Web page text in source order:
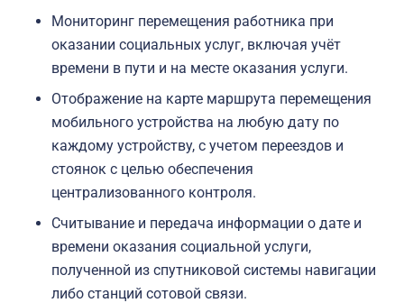
Мониторинг перемещения работника при
оказании социальных услуг, включая учёт
времени в пути и на месте оказания услуги.
Отображение на карте маршрута перемещения
мобильного устройства на любую дату по
каждому устройству, с учетом переездов и
стоянок с целью обеспечения
централизованного контроля.
Считывание и передача информации о дате и
времени оказания социальной услуги,
полученной из спутниковой системы навигации
либо станций сотовой связи.